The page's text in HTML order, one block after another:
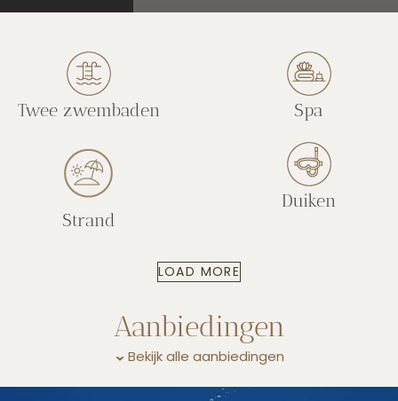
Twee zwembaden Spa
Strand
Duiken
LOAD MORE
Aanbiedingen
Bekijk alle aanbiedingen